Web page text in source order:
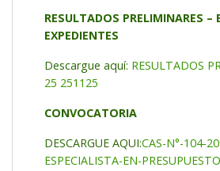
RESULTADOS PRELIMINARES –
EXPEDIENTES
Descargue aquí: RESULTADOS
25 251125
CONVOCATORIA
DESCARGUE AQUI:CAS-N°-104-
ESPECIALISTA-EN-